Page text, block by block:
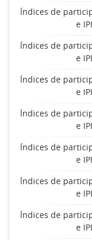
Índices de
e
Índices de
e
Índices de
e
Índices de
e
Índices de
e
Índices de
e
Índices de
e